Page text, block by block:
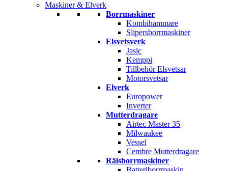
Maskiner & Elverk
Borrmaskiner
Kombihammare
Slipersborrmaskiner
Elsvetsverk
Jasic
Kemppi
Tillbehör Elsvetsar
Motorsvetsar
Elverk
Europower
Inverter
Mutterdragare
Airtec Master 35
Milwaukee
Vessel
Cembre Mutterdragare
Rälsborrmaskiner